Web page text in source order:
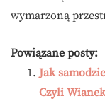
wymarzoną
Powiązane posty:
Jak
Czyli